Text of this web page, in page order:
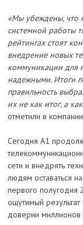
«Мы убеждены, что
системной работы
рейтингах стоят
внедрение новых
коммуникации для
надежными. Итоги
правильность
их не как итог, а
отметили в
Сегодня А1
сети и внедрять
людям оставаться
первого полугодия
ощутимый
доверии миллионов